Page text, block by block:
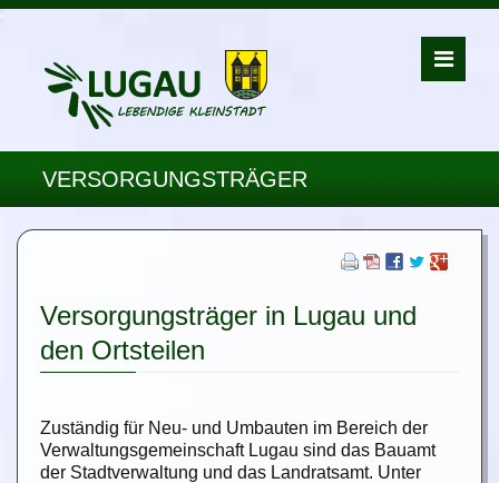
VERSORGUNGSTRÄGER
Versorgungsträger in Lugau und
den Ortsteilen
Zuständig für Neu- und Umbauten im Bereich der
Verwaltungsgemeinschaft Lugau sind das Bauamt
der Stadtverwaltung und das Landratsamt. Unter